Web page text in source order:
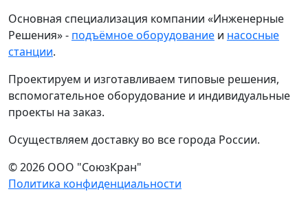
Основная специализация компании «Инженерные
Решения» - подъёмное оборудование и насосные
станции.
Проектируем и изготавливаем типовые решения,
вспомогательное оборудование и индивидуальные
проекты на заказ.
Осуществляем доставку во все города России.
© 2026 ООО "СоюзКран"
Политика конфиденциальности